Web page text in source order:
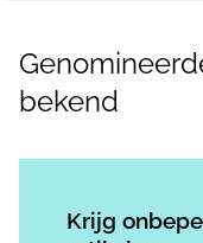
bekend
Krijg